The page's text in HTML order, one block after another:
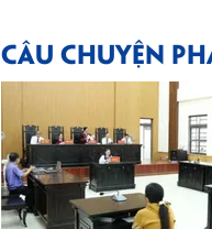
CÂU CHUYỆN